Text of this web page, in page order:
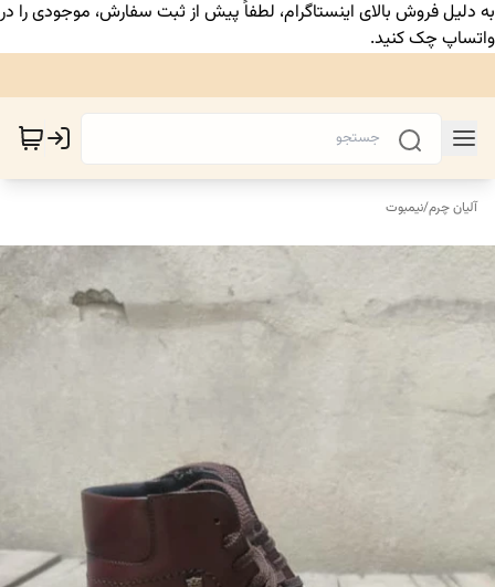
به دلیل فروش بالای اینستاگرام، لطفاً پیش از ثبت سفارش، موجودی را در
واتساپ چک کنید.
آلیان چرم/نیمبوت